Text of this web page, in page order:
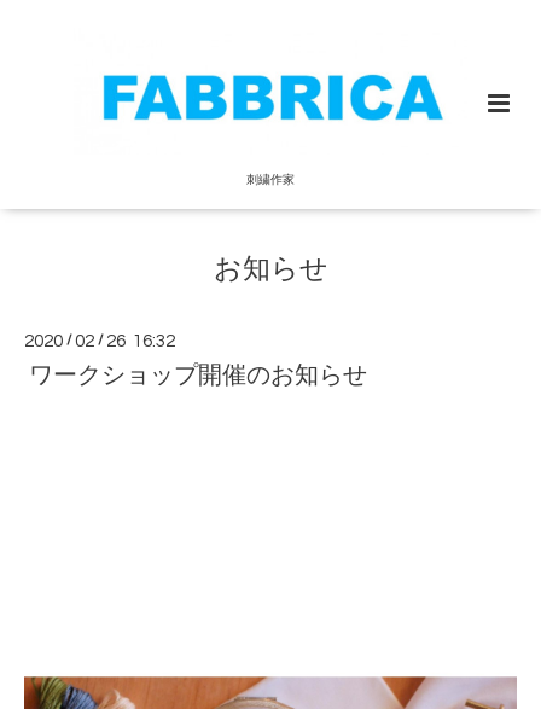
刺繍作家
お知らせ
2020 /02 / 26 16:32
ワークショップ開催のお知らせ